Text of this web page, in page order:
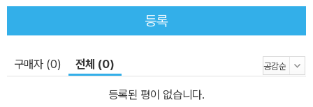
등록
구매자 (0) 전체 (0)
등록된 평이 없습니다.